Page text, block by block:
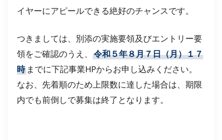
イヤーにアピールできる絶好のチャンスです。
つきましては、別添の実施要領及びエントリー要
領をご確認のうえ、 令和５年８月７日（月）１７
時までに下記事業HPからお申し込みください。
なお、先着順のため上限数に達した場合は、期限
内でも前倒しで募集は終了となります。